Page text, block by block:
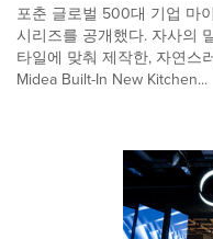
포춘 글로벌 500대 기업 마
시리즈를 공개했다. 자사의
타일에 맞춰 제작한, 자연스
Midea Built-In New Kitchen...